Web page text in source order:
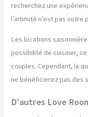
recherchez une
l’intimité n’est pas votre
Les locations
possibilité de cuisiner,
couples. Cependant, la
ne bénéficierez pas des
D'autres Love